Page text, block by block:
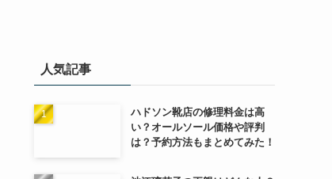
人気記事
ハドソン靴店の修理料金は高
い？オールソール価格や評判
は？予約方法もまとめてみた！